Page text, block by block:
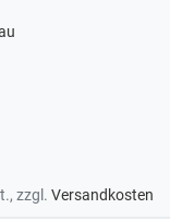
zzgl. Versandkosten